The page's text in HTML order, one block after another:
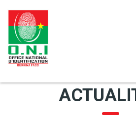
OÙ ME RENDRE POUR